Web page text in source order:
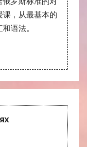
，从最基本的
语法。